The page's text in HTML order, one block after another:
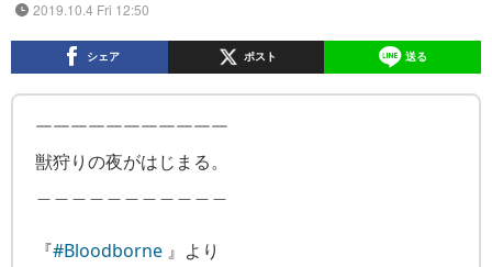
2019.10.4 Fri 12:50
シェア ポスト 送る
￣￣￣￣￣￣￣￣￣￣￣
獣狩りの夜がはじまる。
『#Bloodborne 』より